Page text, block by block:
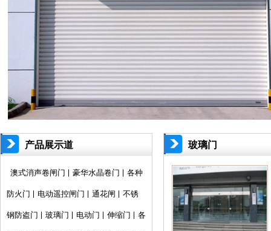
产品展示道
澳式消声卷闸门 豪华水晶卷门 各种
防火门 电动遥控闸门 通花闸 不锈
钢防盗门 玻璃门 电动门 伸缩门 各
玻璃门